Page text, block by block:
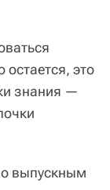
остается, это
знания —
выпускным